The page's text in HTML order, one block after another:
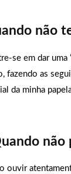
não
se em dar uma
fazendo as
da minha
não
ouvir